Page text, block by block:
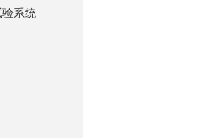
系统